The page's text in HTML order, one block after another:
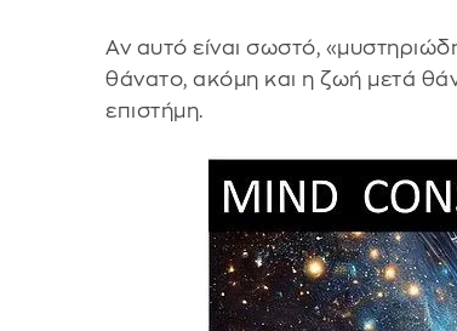
Αν αυτό είναι σωστό,
θάνατο, ακόμη και η ζωή μετά
επιστήμη.